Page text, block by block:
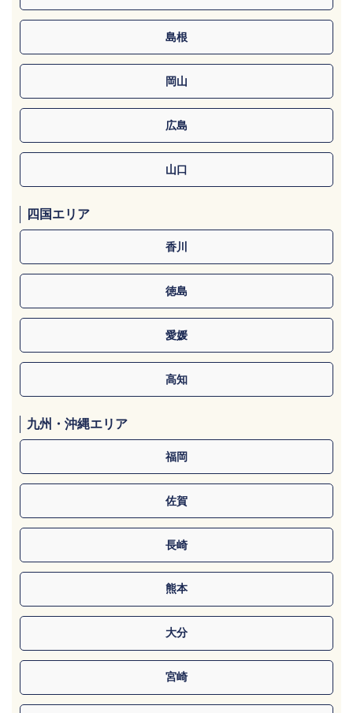
島根
岡山
広島
山口
四国エリア
香川
徳島
愛媛
高知
九州・沖縄エリア
福岡
佐賀
長崎
熊本
大分
宮崎